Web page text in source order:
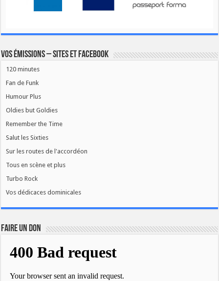
Vos émissions – Sites et Facebook
120 minutes
Fan de Funk
Humour Plus
Oldies but Goldies
Remember the Time
Salut les Sixties
Sur les routes de l'accordéon
Tous en scène et plus
Turbo Rock
Vos dédicaces dominicales
FAIRE UN DON